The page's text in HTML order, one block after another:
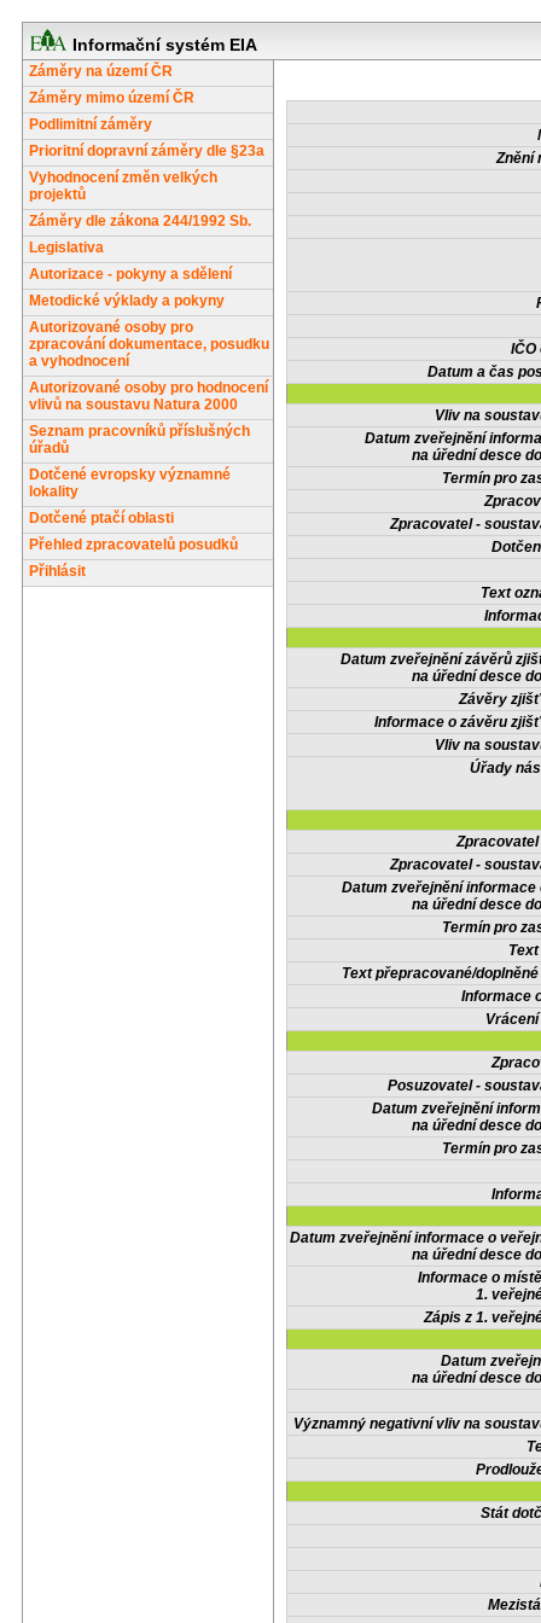
Informační systém EIA
Záměry na území ČR
Záměry mimo území ČR
Podlimitní záměry
Prioritní dopravní záměry dle §23a
Vyhodnocení změn velkých
projektů
Záměry dle zákona 244/1992 Sb.
Legislativa
Autorizace - pokyny a sdělení
Metodické výklady a pokyny
Autorizované osoby pro
zpracování dokumentace, posudku
a vyhodnocení
Autorizované osoby pro hodnocení
vlivů na soustavu Natura 2000
Seznam pracovníků příslušných
úřadů
Dotčené evropsky významné
lokality
Dotčené ptačí oblasti
Přehled zpracovatelů posudků
Přihlásit
Znění
IČO
Datum a čas
Vliv na
Datum zveřejnění
na úřední desce
Termín pro
Zpracovatel -
Text
Datum zveřejnění závěrů
na úřední desce
Závěry
Informace o závěru
Vliv na
Úřady
Zpracovatel -
Datum zveřejnění informace
na úřední desce
Termín pro
Text přepracované/
Informace
Posuzovatel -
Datum zveřejnění
na úřední desce
Termín pro
Datum zveřejnění informace o
na úřední desce
Informace o
1.
Zápis z 1.
Datum
na úřední desce
Významný negativní vliv na
Stát